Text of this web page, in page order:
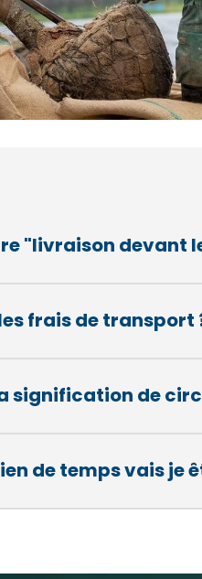
"livraison devant
frais de transport
signification de
de temps vais je